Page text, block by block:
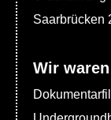
Saarbrücken
Wir